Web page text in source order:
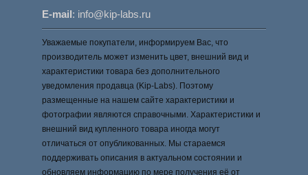
E-mail: info@kip-labs.ru
Уважаемые покупатели, информируем Вас, что
производитель может изменить цвет, внешний вид и
характеристики товара без дополнительного
уведомления продавца (Kip-Labs). Поэтому
размещенные на нашем сайте характеристики и
фотографии являются справочными. Характеристики и
внешний вид купленного товара иногда могут
отличаться от опубликованных. Мы стараемся
поддерживать описания в актуальном состоянии и
обновляем информацию по мере получения её от